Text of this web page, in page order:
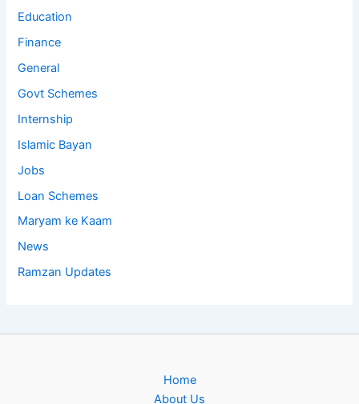
Education
Finance
General
Govt Schemes
Internship
Islamic Bayan
Jobs
Loan Schemes
Maryam ke Kaam
News
Ramzan Updates
Home
About Us